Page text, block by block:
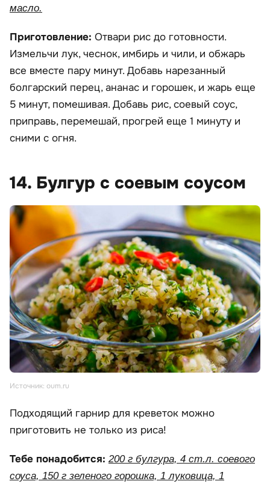
масло.
Приготовление: Отвари рис до готовности.
Измельчи лук, чеснок, имбирь и чили, и обжарь
все вместе пару минут. Добавь нарезанный
болгарский перец, ананас и горошек, и жарь еще
5 минут, помешивая. Добавь рис, соевый соус,
приправь, перемешай, прогрей еще 1 минуту и
сними с огня.
14. Булгур с соевым соусом
Источник: oum.ru
Подходящий гарнир для креветок можно
приготовить не только из риса!
Тебе понадобится: 200 г булгура, 4 ст.л. соевого
соуса, 150 г зеленого горошка, 1 луковица, 1